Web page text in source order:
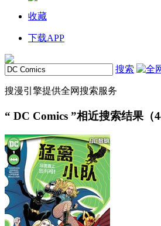
收藏
下载APP
搜索
搜漫引擎提供全网搜索服务
“ DC Comics ”相近搜索结果（